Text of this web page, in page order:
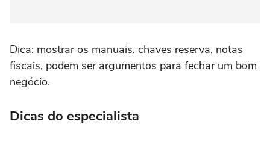
Dica: mostrar os manuais, chaves reserva, notas
fiscais, podem ser argumentos para fechar um bom
negócio.
Dicas do especialista